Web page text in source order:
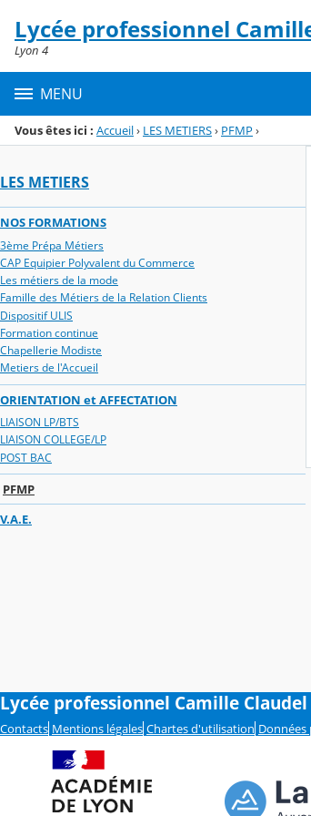
Menu de la rubrique
Contenu
Lycée professionnel
Lyon 4
MENU
Vous êtes ici : Accueil› LES METIERS› PFMP ›
LES METIERS
NOS FORMATIONS
3ème Prépa Métiers
CAP Equipier Polyvalent du Commerce
Les métiers de la mode
Famille des Métiers de la Relation Clients
Dispositif ULIS
Formation continue
Chapellerie Modiste
Metiers de l'Accueil
ORIENTATION et AFFECTATION
LIAISON LP/BTS
LIAISON COLLEGE/LP
POST BAC
PFMP
V.A.E.
Lycée professionnel Camille Claudel
Contacts Mentions légales Chartes d'utilisation Données